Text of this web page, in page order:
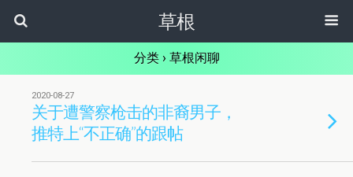
草根
分类 › 草根闲聊
2020-08-27
关于遭警察枪击的非裔男子，
推特上“不正确”的跟帖